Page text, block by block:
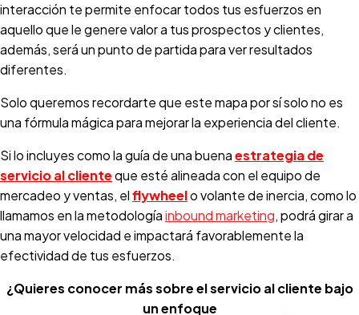
interacción te permite enfocar todos tus esfuerzos en
aquello que le genere valor a tus prospectos y clientes,
además, será un punto de partida para ver resultados
diferentes.
Solo queremos recordarte que este mapa por sí solo no es
una fórmula mágica para mejorar la experiencia del cliente.
Si lo incluyes como la guía de una buenaestrategia de
servicio al clienteque esté alineada con el equipo de
mercadeo y ventas, elflywheelo volante de inercia, como lo
llamamos en la metodologíainbound marketing, podrá girar a
una mayor velocidad e impactará favorablemente la
efectividad de tus esfuerzos.
¿Quieres conocer más sobre el servicio al cliente bajo
un enfoque